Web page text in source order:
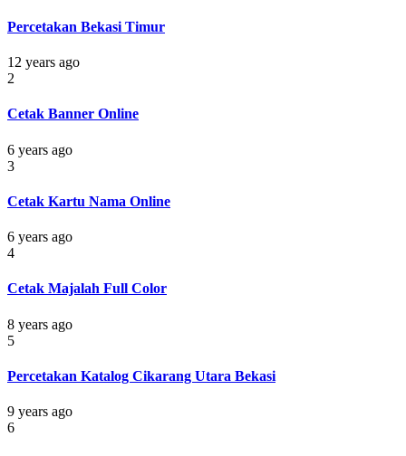
Percetakan Bekasi Timur
12 years ago
2
Cetak Banner Online
6 years ago
3
Cetak Kartu Nama Online
6 years ago
4
Cetak Majalah Full Color
8 years ago
5
Percetakan Katalog Cikarang Utara Bekasi
9 years ago
6